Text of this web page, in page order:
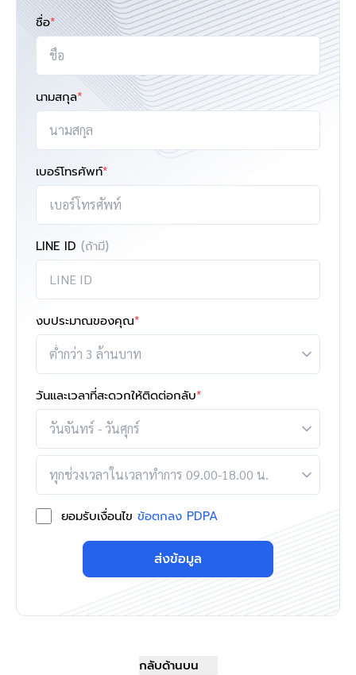
ชื่อ*
นามสกุล*
เบอร์โทรศัพท์*
LINE ID (ถ้ามี)
งบประมาณของคุณ*
วันและเวลาที่สะดวกให้ติดต่อกลับ*
ยอมรับเงื่อนไข ข้อตกลง PDPA
ส่งข้อมูล
กลับด้านบน